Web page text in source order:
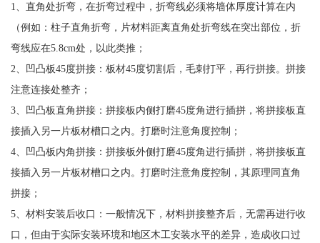
1、直角处折弯，在折弯过程中，折弯线必须将墙体厚度计算在内
（例如：柱子直角折弯，片材料距离直角处折弯线在突出部位，折
弯线应在5.8cm处，以此类推；
2、凹凸板45度拼接：板材45度切割后，毛刺打平，再行拼接。拼接
注意连接处整齐；
3、凹凸板直角拼接：拼接板内侧打磨45度角进行插拼，将拼接板直
接插入另一片板材槽口之内。打磨时注意角度控制；
4、凹凸板内角拼接：拼接板外侧打磨45度角进行插拼，将拼接板直
接插入另一片板材槽口之内。打磨时注意角度控制，其原理同直角
拼接；
5、材料安装后收口：一般情况下，材料拼接整齐后，无需再进行收
口，但由于实际安装环境和地区木工安装水平的差异，造成收口过